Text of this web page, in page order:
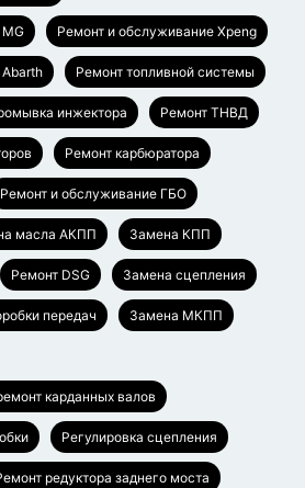
Ремонт и обслуживание Xpeng
Ремонт топливной системы
инжектора Ремонт ТНВД
Ремонт карбюратора
Ремонт и обслуживание ГБО
масла АКПП Замена КПП
Ремонт DSG Замена сцепления
передач Замена МКПП
карданных валов
Регулировка сцепления
редуктора заднего моста